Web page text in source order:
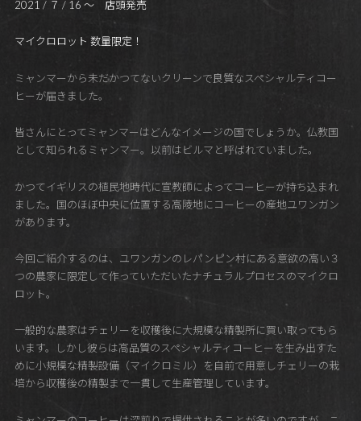
2021 / ７ / 16 ～ 店頭発売
マイクロロット 数量限定！
ミャンマーから未だかつてないクリーンで良質なスペシャルティコー
ヒーが届きました。
皆さんにとってミャンマーはどんなイメージの国でしょうか。仏教国
として知られるミャンマー。以前はビルマと呼ばれていました。
かつてイギリスの植民地時代に宣教師によってコーヒーが持ち込まれ
ました。国のほぼ中央に位置する高陵地にコーヒーの産地ユワンガン
があります。
今回ご紹介するのは、ユワンガンのレパンピン村にある意欲の高い３
つの農家に限定して作っていただいたナチュラルプロセスのマイクロ
ロット。
一般的な農家はチェリーを収穫後に大規模な精製所に買い取ってもら
います。しかし彼らは高品質のスペシャルティコーヒーを生み出すた
めに小規模な精製設備（マイクロミル）を自前で用意しチェリーの栽
培から収穫後の精製まで一貫して生産管理しています。